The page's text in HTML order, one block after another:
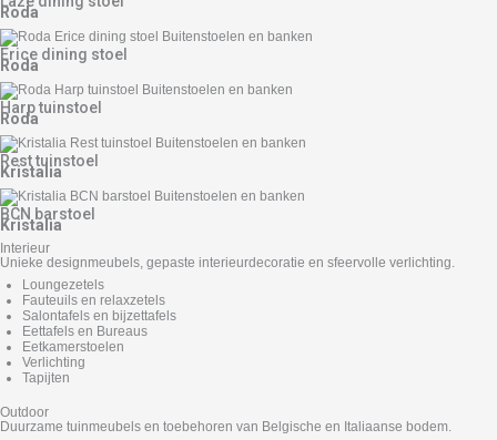
Roda
Erice dining stoel
Roda
Harp tuinstoel
Roda
Rest tuinstoel
Kristalia
BCN barstoel
Kristalia
Interieur
Unieke designmeubels, gepaste interieurdecoratie en sfeervolle verlichting.
Loungezetels
Fauteuils en relaxzetels
Salontafels en bijzettafels
Eettafels en Bureaus
Eetkamerstoelen
Verlichting
Tapijten
Outdoor
Duurzame tuinmeubels en toebehoren van Belgische en Italiaanse bodem.